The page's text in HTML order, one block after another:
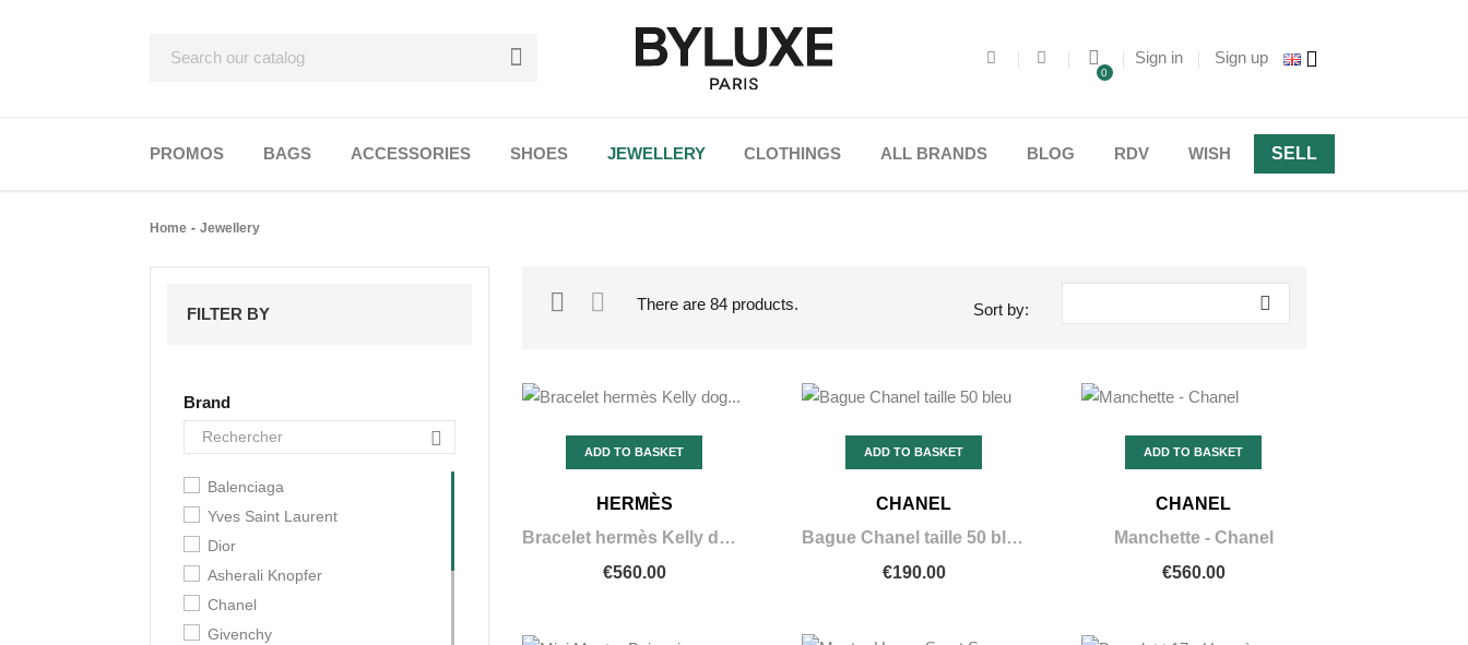
0
Sign in Sign up
PROMOS BAGS ACCESSORIES SHOES JEWELLERY CLOTHINGS ALL BRANDS BLOG RDV WISH SELL
Home Jewellery
FILTER BY
Brand
Balenciaga
Yves Saint Laurent
Dior
Asherali Knopfer
Chanel
Givenchy
There are 84 products. Sort by: 
ADD TO BASKET
HERMÈS
Bracelet hermès Kelly dog taille L
€560.00
ADD TO BASKET
CHANEL
Bague Chanel taille 50 bleu
€190.00
ADD TO BASKET
CHANEL
Manchette - Chanel
€560.00